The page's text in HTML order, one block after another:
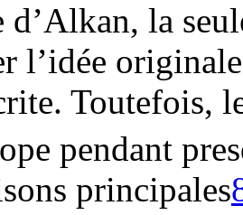
d’Alkan, la
l’idée
Toutefois,
pendant
principales